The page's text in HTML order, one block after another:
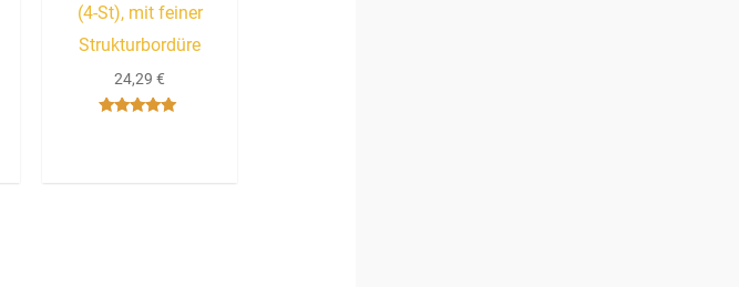
(4-St), mit feiner
Strukturbordüre
24,29€